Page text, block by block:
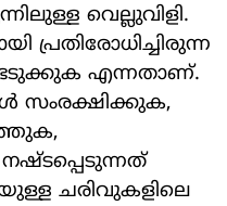
വെല്ലുവിളി.
പ്രതിരോധിച്ചിരുന്ന
എന്നതാണ്.
സംരക്ഷിക്കുക,
ചരിവുകളിലെ